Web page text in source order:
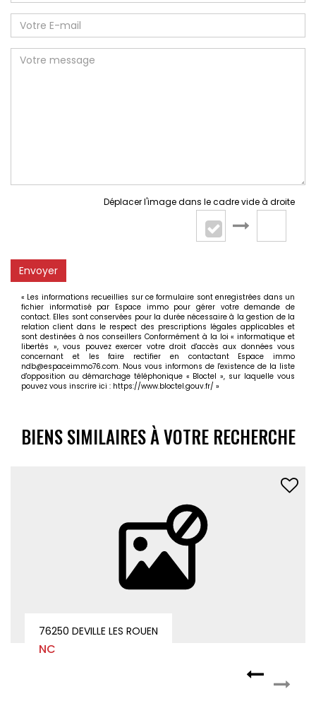
Déplacer l'image dans le cadre vide à droite
Envoyer
« Les informations recueillies sur ce formulaire sont enregistrées dans un
fichier informatisé par Espace immo pour gérer votre demande de
contact. Elles sont conservées pour la durée nécessaire à la gestion de la
relation client dans le respect des prescriptions légales applicables et
sont destinées à nos conseillers Conformément à la loi « informatique et
libertés », vous pouvez exercer votre droit d'accès aux données vous
concernant et les faire rectifier en contactant Espace immo
ndb@espaceimmo76.com. Nous vous informons de l'existence de la liste
d'opposition au démarchage téléphonique « Bloctel », sur laquelle vous
pouvez vous inscrire ici : https://www.bloctel.gouv.fr/ »
BIENS SIMILAIRES À VOTRE RECHERCHE
76250 DEVILLE LES ROUEN
NC